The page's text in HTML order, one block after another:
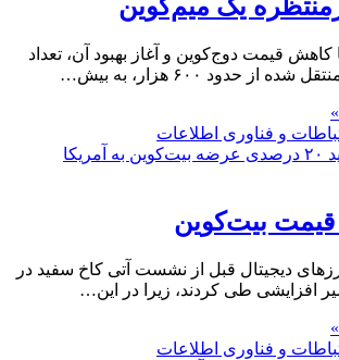
یک میم‌کوین
کاهش قیمت دوج‌کوین و آغاز بهبود آن، تعداد
از حدود ۶۰۰ هزار، به بیش…
و فناوری اطلاعات
قیمت بیت‌کوین
دیجیتال قبل از نشست آتی کاخ سفید در
افزایشی طی کردند، زیرا در این…
و فناوری اطلاعات